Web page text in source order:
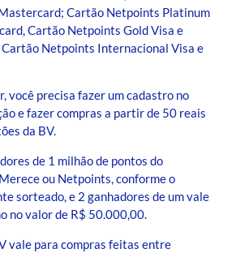
Cartão Netpoints Platinum
Cartão Netpoints Gold Visa e
Netpoints Internacional Visa e
você precisa fazer um cadastro no
e fazer compras a partir de 50 reais
da BV.
de 1 milhão de pontos do
ou Netpoints, conforme o
sorteado, e 2 ganhadores de um vale
no valor de R$ 50.000,00.
vale para compras feitas entre